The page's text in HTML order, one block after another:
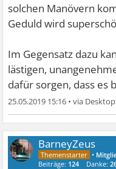
solchen Manövern
Geduld wird
Im Gegensatz dazu
lästigen,
dafür sorgen, dass
25.05.2019 15:16 •
BarneyZeus
•
Beiträge: 124 Danke: